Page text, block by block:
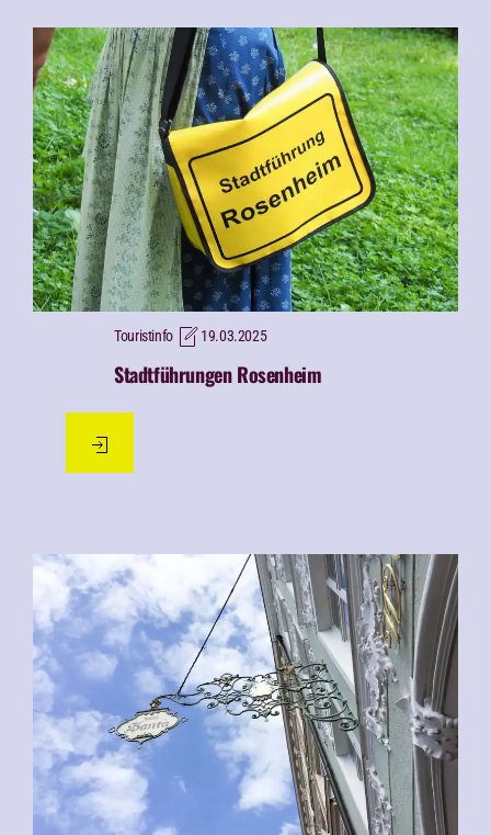
Touristinfo 19.03.2025
Stadtführungen Rosenheim